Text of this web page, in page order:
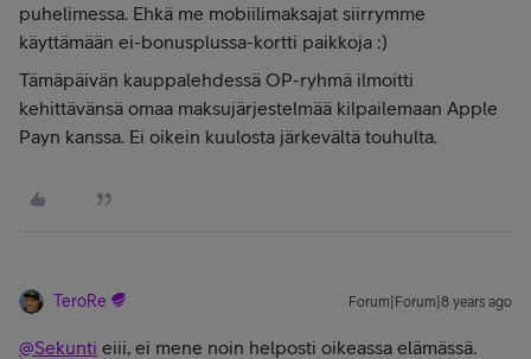
puhelimessa. Ehkä me mobiilimaksajat siirrymme
käyttämään ei-bonusplussa-kortti paikkoja :)
Tämäpäivän kauppalehdessä OP-ryhmä ilmoitti
kehittävänsä omaa maksujärjestelmää kilpailemaan Apple
Payn kanssa. Ei oikein kuulosta järkevältä touhulta.
TeroRe Forum|Forum|8 years ago
@Sekunti eiii, ei mene noin helposti oikeassa elämässä.